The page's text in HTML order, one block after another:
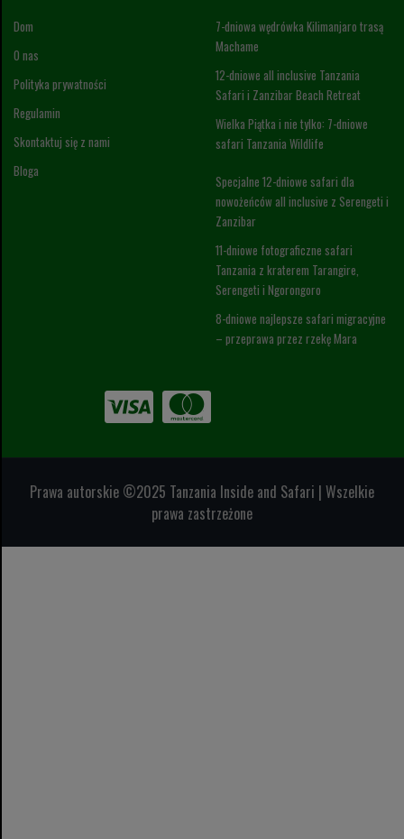
Dom
O nas
Polityka prywatności
Regulamin
Skontaktuj się z nami
Bloga
7-dniowa wędrówka Kilimanjaro trasą
Machame
12-dniowe all inclusive Tanzania
Safari i Zanzibar Beach Retreat
Wielka Piątka i nie tylko: 7-dniowe
safari Tanzania Wildlife
Specjalne 12-dniowe safari dla
nowożeńców all inclusive z Serengeti i
Zanzibar
11-dniowe fotograficzne safari
Tanzania z kraterem Tarangire,
Serengeti i Ngorongoro
8-dniowe najlepsze safari migracyjne
– przeprawa przez rzekę Mara
Prawa autorskie ©2025 Tanzania Inside and Safari | Wszelkie
prawa zastrzeżone